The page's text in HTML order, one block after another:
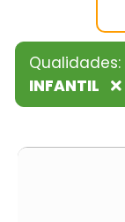
Qualidades:
INFANTIL